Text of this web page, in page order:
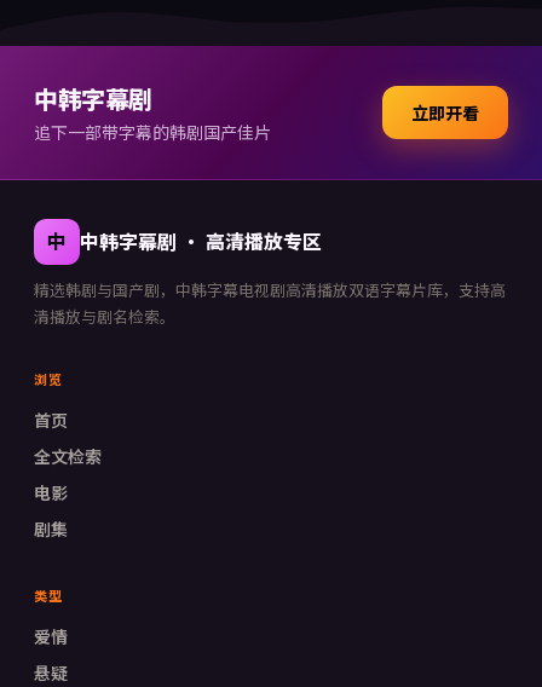
中韩字幕剧
追下一部带字幕的韩剧国产佳片
立即开看
中 中韩字幕剧 · 高清播放专区
精选韩剧与国产剧， 中韩字幕电视剧高清播放双语字幕片库，支持高
清播放与剧名检索。
浏览
首页
全文检索
电影
剧集
类型
爱情
悬疑